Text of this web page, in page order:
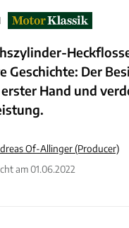
Geschichte: Der
Hand und
Of-Allinger (Producer)
am 01.06.2022